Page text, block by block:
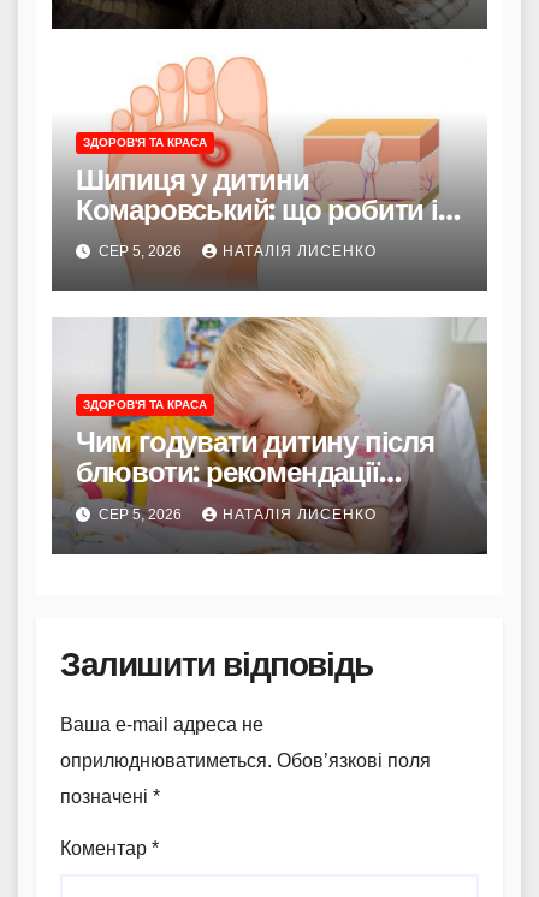
ЗДОРОВ'Я ТА КРАСА
Шипиця у дитини
Комаровський: що робити і
коли турбуватися
СЕР 5, 2026 НАТАЛІЯ ЛИСЕНКО
ЗДОРОВ'Я ТА КРАСА
Чим годувати дитину після
блювоти: рекомендації
Комаровського
СЕР 5, 2026 НАТАЛІЯ ЛИСЕНКО
Залишити відповідь
Ваша e-mail адреса не
оприлюднюватиметься. Обов’язкові поля
позначені *
Коментар *